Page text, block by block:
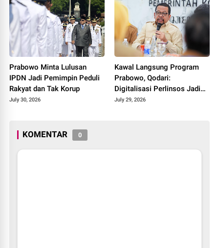
Prabowo Minta Lulusan
IPDN Jadi Pemimpin Peduli
Rakyat dan Tak Korup
July 30, 2026
Kawal Langsung Program
Prabowo, Qodari:
Digitalisasi Perlinsos Jadi
Kunci Keadilan Penyaluran
July 29, 2026
KOMENTAR 0